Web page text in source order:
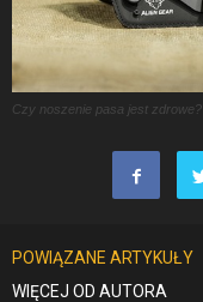
Czy noszenie pasa jest zdrowe?
POWIĄZANE ARTYKUŁY
WIĘCEJ OD AUTORA